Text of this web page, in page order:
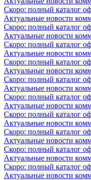
Скоро: полный каталог
Актуальные новости
Скоро: полный каталог
Актуальные новости
Скоро: полный каталог
Актуальные новости
Скоро: полный каталог
Актуальные новости
Скоро: полный каталог
Актуальные новости
Скоро: полный каталог
Актуальные новости
Скоро: полный каталог
Актуальные новости
Скоро: полный каталог
Актуальные новости
Скоро: полный каталог
Актуальные новости
Скоро: полный каталог
Актуальные новости